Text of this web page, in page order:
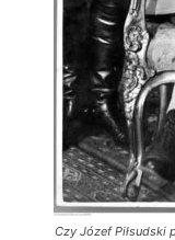
Czy Józef Piłsudski